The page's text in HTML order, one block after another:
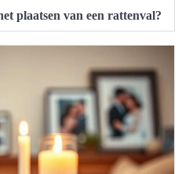
plaatsen van een rattenval?